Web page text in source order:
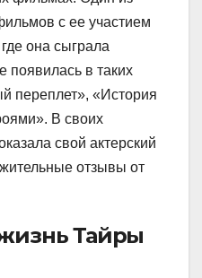
с ее участием
она сыграла
появилась в таких
переплет», «История
В своих
свой актерский
отзывы от
Тайры